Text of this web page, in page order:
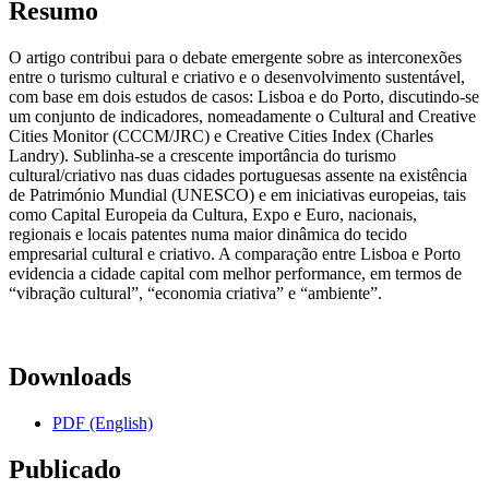
Resumo
O artigo contribui para o debate emergente sobre as interconexões
entre o turismo cultural e criativo e o desenvolvimento sustentável,
com base em dois estudos de casos: Lisboa e do Porto, discutindo-se
um conjunto de indicadores, nomeadamente o Cultural and Creative
Cities Monitor (CCCM/JRC) e Creative Cities Index (Charles
Landry). Sublinha-se a crescente importância do turismo
cultural/criativo nas duas cidades portuguesas assente na existência
de Património Mundial (UNESCO) e em iniciativas europeias, tais
como Capital Europeia da Cultura, Expo e Euro, nacionais,
regionais e locais patentes numa maior dinâmica do tecido
empresarial cultural e criativo. A comparação entre Lisboa e Porto
evidencia a cidade capital com melhor performance, em termos de
“vibração cultural”, “economia criativa” e “ambiente”.
Downloads
PDF (English)
Publicado